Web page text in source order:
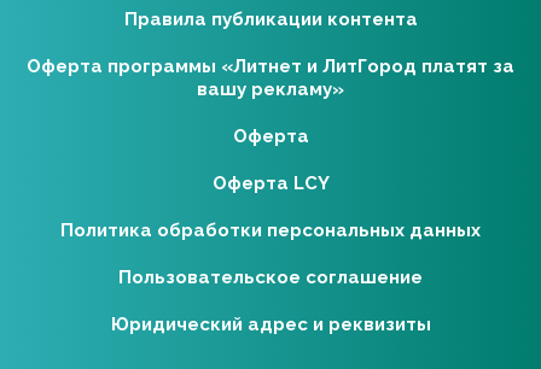
Правила публикации контента
Оферта программы «Литнет и ЛитГород платят за
вашу рекламу»
Оферта
Оферта LCY
Политика обработки персональных данных
Пользовательское соглашение
Юридический адрес и реквизиты